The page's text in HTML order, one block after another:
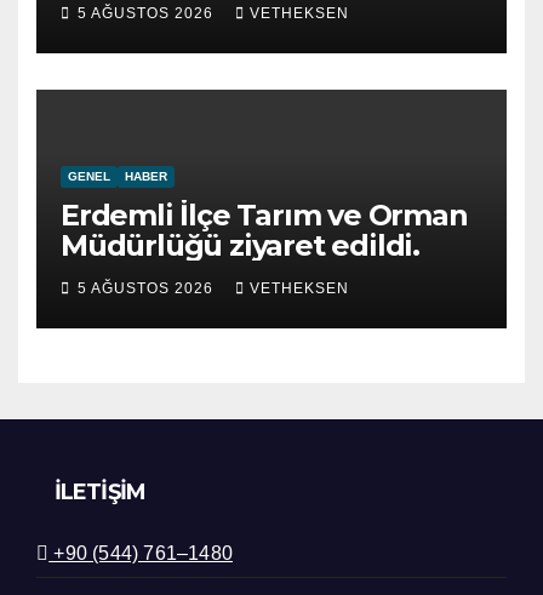
5 AĞUSTOS 2026 VETHEKSEN
GENEL HABER
Erdemli İlçe Tarım ve Orman
Müdürlüğü ziyaret edildi.
5 AĞUSTOS 2026 VETHEKSEN
İLETIŞIM
+90 (544) 761–1480